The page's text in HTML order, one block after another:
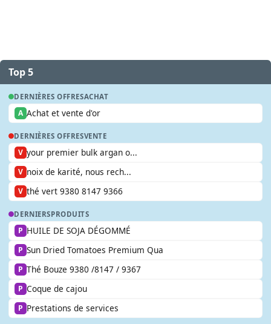
Top 5
DERNIÈRES OFFRESACHAT
A Achat et vente d'or
DERNIÈRES OFFRESVENTE
V your premier bulk argan o...
V noix de karité, nous rech...
V thé vert 9380 8147 9366
DERNIERSPRODUITS
P HUILE DE SOJA DÉGOMMÉ
P Sun Dried Tomatoes Premium Qua
P Thé Bouze 9380 /8147 / 9367
P Coque de cajou
P Prestations de services